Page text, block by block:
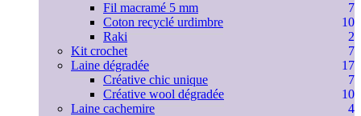
Fil macramé 5 mm
7
Coton recyclé urdimbre
10
Raki
2
Kit crochet
7
Laine dégradée
17
Créative chic unique
7
Créative wool dégradée
10
Laine cachemire
4